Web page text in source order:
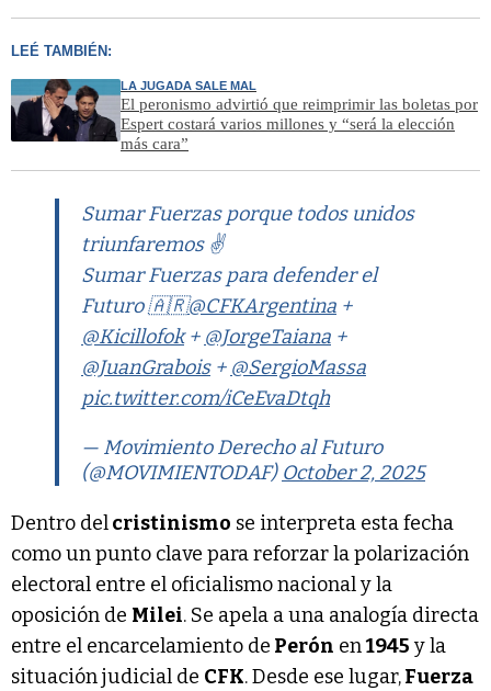
LEÉ TAMBIÉN:
LA JUGADA SALE MAL
El peronismo advirtió que reimprimir las boletas por
Espert costará varios millones y “será la elección
más cara”
Sumar Fuerzas porque todos unidos
triunfaremos ✌️
Sumar Fuerzas para defender el
Futuro 🇦🇷@CFKArgentina +
@Kicillofok+ @JorgeTaiana +
@JuanGrabois+ @SergioMassa
pic.twitter.com/iCeEvaDtqh
— Movimiento Derecho al Futuro
(@MOVIMIENTODAF) October 2, 2025
Dentro delcristinismo se interpreta esta fecha
como un punto clave para reforzar la polarización
electoral entre el oficialismo nacional y la
oposición de Milei. Se apela a una analogía directa
entre el encarcelamiento de Perón en1945 y la
situación judicial de CFK. Desde ese lugar,Fuerza